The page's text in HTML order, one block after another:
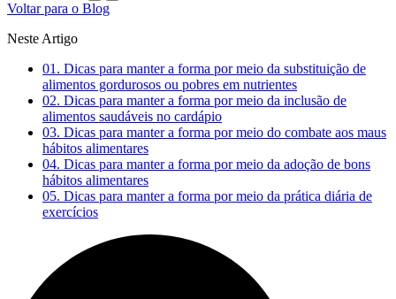
Voltar para o Blog
Neste Artigo
01. Dicas para manter a forma por meio da substituição de
alimentos gordurosos ou pobres em nutrientes
02. Dicas para manter a forma por meio da inclusão de
alimentos saudáveis no cardápio
03. Dicas para manter a forma por meio do combate aos maus
hábitos alimentares
04. Dicas para manter a forma por meio da adoção de bons
hábitos alimentares
05. Dicas para manter a forma por meio da prática diária de
exercícios